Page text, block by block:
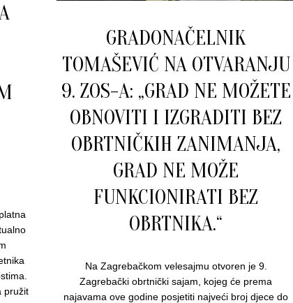
pružit
GRADONAČELNIK
TOMAŠEVIĆ NA OTVARANJU
9. ZOS-A: „GRAD NE MOŽETE
OBNOVITI I IZGRADITI BEZ
OBRTNIČKIH ZANIMANJA,
GRAD NE MOŽE
FUNKCIONIRATI BEZ
OBRTNIKA.“
Na Zagrebačkom velesajmu otvoren je 9.
Zagrebački obrtnički sajam, kojeg će prema
najavama ove godine posjetiti najveći broj djece do